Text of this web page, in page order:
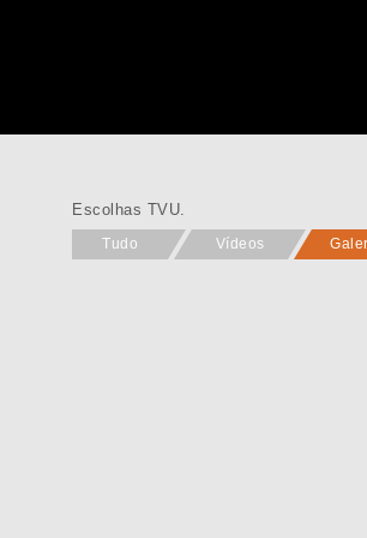
Escolhas TVU.
Tudo Vídeos